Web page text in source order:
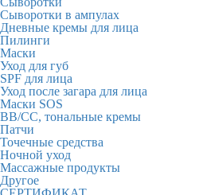
Сыворотки в ампулах
Дневные кремы для лица
Пилинги
Маски
Уход для губ
SPF для лица
Уход после загара для лица
Маски SOS
BB/CC, тональные кремы
Патчи
Точечные средства
Ночной уход
Массажные продукты
Другое